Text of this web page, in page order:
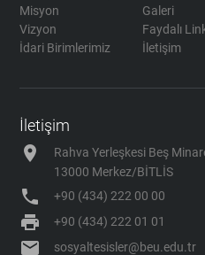
Misyon
Vizyon
İdari Birimlerimiz
Galeri
Faydalı
İletişim
İletişim
location_on
Rahva Yerleşkesi Beş
13000 Merkez/BİTLİS
phone +90 (434) 222 00 00
print +90 (434) 222 01 01
mail sosyaltesisler@beu.edu.tr